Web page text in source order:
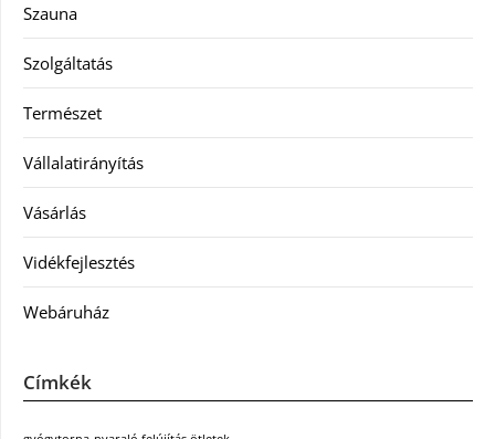
Szauna
Szolgáltatás
Természet
Vállalatirányítás
Vásárlás
Vidékfejlesztés
Webáruház
Címkék